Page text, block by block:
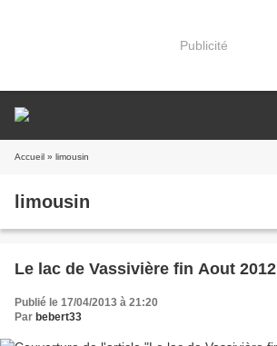
Publicité
Accueil » limousin
limousin
Le lac de Vassivière fin Aout 2012
Publié le 17/04/2013 à 21:20
Par bebert33